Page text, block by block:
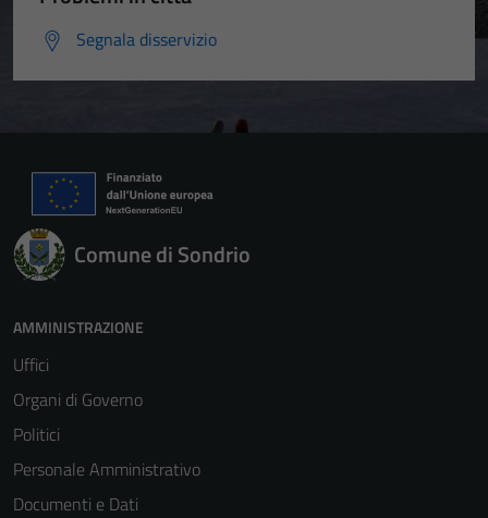
Segnala disservizio
Comune di Sondrio
AMMINISTRAZIONE
Uffici
Organi di Governo
Politici
Personale Amministrativo
Documenti e Dati